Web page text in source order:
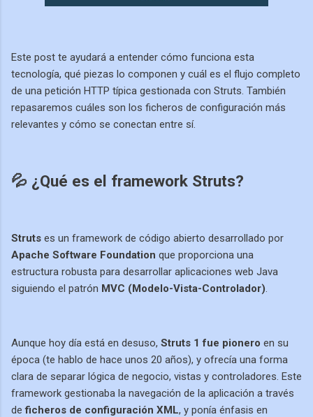
Este post te ayudará a entender cómo funciona esta
tecnología, qué piezas lo componen y cuál es el flujo completo
de una petición HTTP típica gestionada con Struts. También
repasaremos cuáles son los ficheros de configuración más
relevantes y cómo se conectan entre sí.
💦 ¿Qué es el framework Struts?
Struts es un framework de código abierto desarrollado por
Apache Software Foundation que proporciona una
estructura robusta para desarrollar aplicaciones web Java
siguiendo el patrón MVC (Modelo-Vista-Controlador).
Aunque hoy día está en desuso, Struts 1 fue pionero en su
época (te hablo de hace unos 20 años), y ofrecía una forma
clara de separar lógica de negocio, vistas y controladores. Este
framework gestionaba la navegación de la aplicación a través
deficheros de configuración XML, y ponía énfasis en